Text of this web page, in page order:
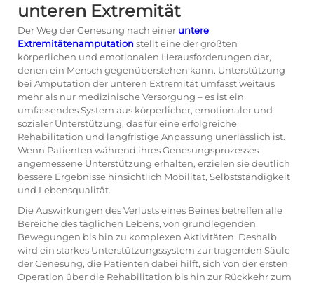
unteren Extremität
Der Weg der Genesung nach einer untere
Extremitätenamputationstellt eine der größten
körperlichen und emotionalen Herausforderungen dar,
denen ein Mensch gegenüberstehen kann. Unterstützung
bei Amputation der unteren Extremität umfasst weitaus
mehr als nur medizinische Versorgung – es ist ein
umfassendes System aus körperlicher, emotionaler und
sozialer Unterstützung, das für eine erfolgreiche
Rehabilitation und langfristige Anpassung unerlässlich ist.
Wenn Patienten während ihres Genesungsprozesses
angemessene Unterstützung erhalten, erzielen sie deutlich
bessere Ergebnisse hinsichtlich Mobilität, Selbstständigkeit
und Lebensqualität.
Die Auswirkungen des Verlusts eines Beines betreffen alle
Bereiche des täglichen Lebens, von grundlegenden
Bewegungen bis hin zu komplexen Aktivitäten. Deshalb
wird ein starkes Unterstützungssystem zur tragenden Säule
der Genesung, die Patienten dabei hilft, sich von der ersten
Operation über die Rehabilitation bis hin zur Rückkehr zum